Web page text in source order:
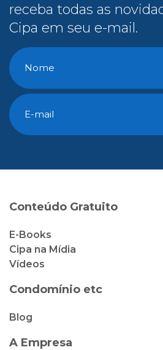
receba todas as
Cipa em seu e-mail.
Conteúdo Gratuito
E-Books
Cipa na Mídia
Vídeos
Condomínio etc
Blog
A Empresa